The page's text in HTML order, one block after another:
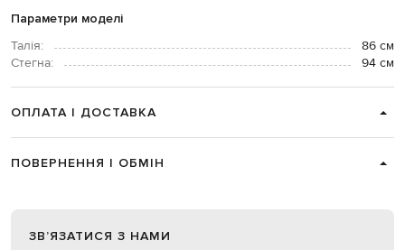
Параметри моделі
Талія:
86 см
Стегна:
94 см
ОПЛАТА І ДОСТАВКА
ПОВЕРНЕННЯ І ОБМІН
ЗВʼЯЗАТИСЯ З НАМИ